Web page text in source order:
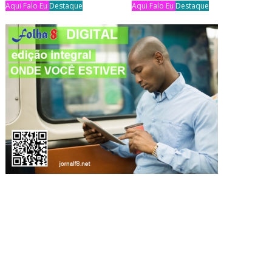
Aqui Falo Eu Destaque Aqui Falo Eu Destaque